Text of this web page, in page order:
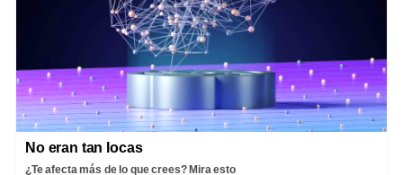
No eran tan locas
¿Te afecta más de lo que crees? Mira esto